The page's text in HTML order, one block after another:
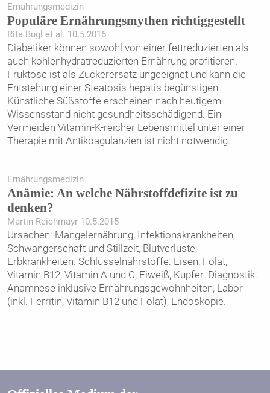
Ernährungsmedizin
Populäre Ernährungsmythen richtiggestellt
Rita Bugl et al. 10.5.2016
Diabetiker können sowohl von einer fettreduzierten als
auch kohlenhydratreduzierten Ernährung profitieren.
Fruktose ist als Zuckerersatz ungeeignet und kann die
Entstehung einer Steatosis hepatis begünstigen.
Künstliche Süßstoffe erscheinen nach heutigem
Wissensstand nicht gesundheitsschädigend. Ein
Vermeiden Vitamin-K-reicher Lebensmittel unter einer
Therapie mit Antikoagulanzien ist nicht notwendig.
Ernährungsmedizin
Anämie: An welche Nährstoffdefizite ist zu
denken?
Martin Reichmayr 10.5.2015
Ursachen: Mangelernährung, Infektionskrankheiten,
Schwangerschaft und Stillzeit, Blutverluste,
Erbkrankheiten. Schlüsselnährstoffe: Eisen, Folat,
Vitamin B12, Vitamin A und C, Eiweiß, Kupfer. Diagnostik:
Anamnese inklusive Ernährungsgewohnheiten, Labor
(inkl. Ferritin, Vitamin B12 und Folat), Endoskopie.